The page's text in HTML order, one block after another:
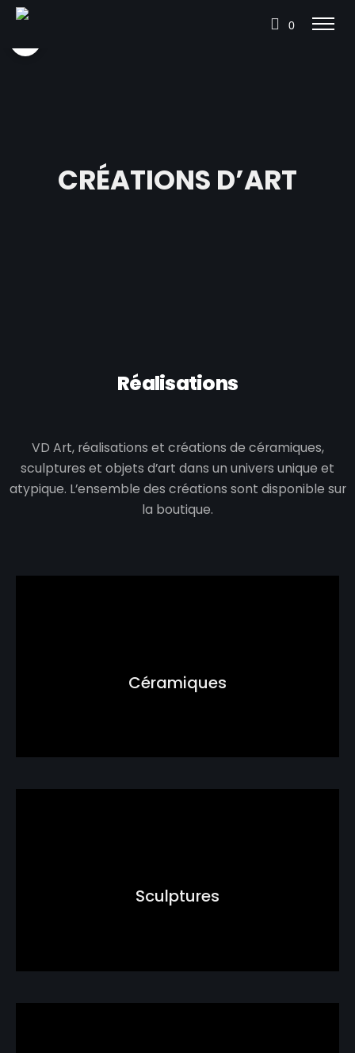
0
CRÉATIONS D’ART
Réalisations
VD Art, réalisations et créations de céramiques,
sculptures et objets d’art dans un univers unique et
atypique. L’ensemble des créations sont disponible sur
la boutique.
Céramiques
Sculptures